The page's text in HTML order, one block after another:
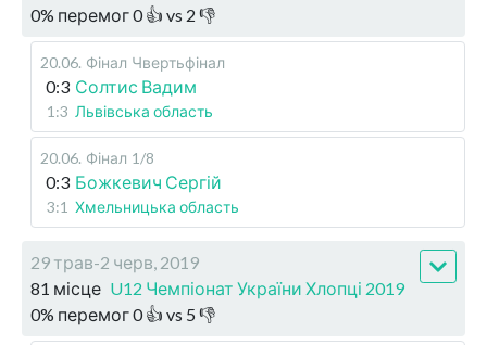
0% перемог0👍 vs 2 👎
20.06. Фінал Чвертьфінал
0:3 Солтис Вадим
1:3 Львівська область
20.06. Фінал 1/8
0:3 Божкевич Сергій
3:1 Хмельницька область
29 трав-2 черв, 2019
81 місце U12 Чемпіонат України Хлопці 2019
0% перемог0👍 vs 5 👎